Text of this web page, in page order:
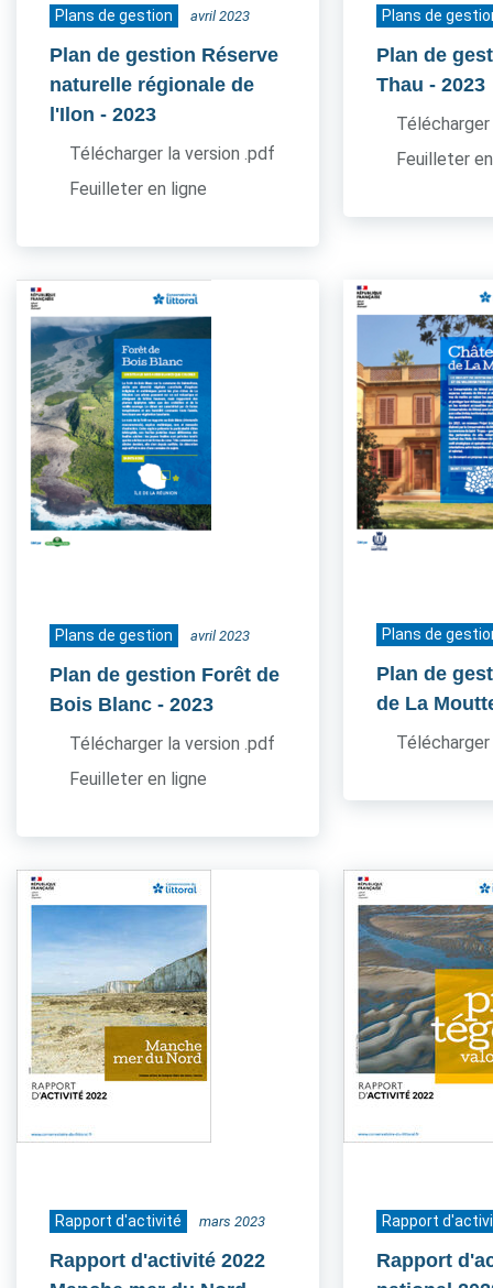
Plans de gestion avril 2023
Plan de gestion Réserve
naturelle régionale de
l'Ilon - 2023
Télécharger la version .pdf
Feuilleter en ligne
Plans de
Plan de
Thau - 2023
Feuilleter
Plans de gestion avril 2023
Plan de gestion Forêt de
Bois Blanc - 2023
Télécharger la version .pdf
Feuilleter en ligne
Plans de
Plan de
de La
Rapport d'activité mars 2023
Rapport d'activité 2022
Rapport
Rapport